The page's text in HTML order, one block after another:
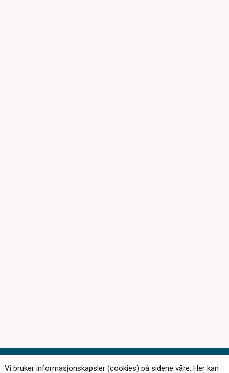
Vi bruker informasjonskapsler (cookies) på sidene våre. Her kan